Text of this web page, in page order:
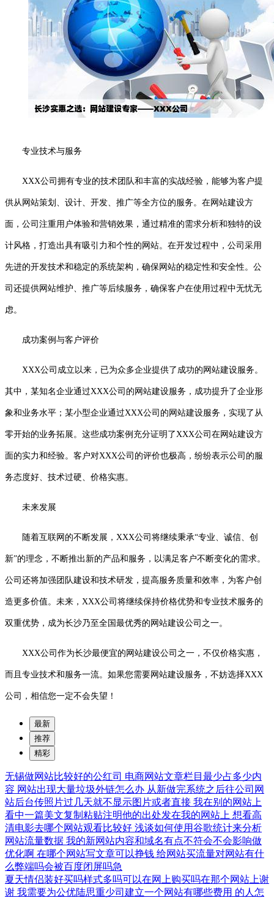
专业技术与服务
XXX公司拥有专业的技术团队和丰富的实战经验，能够为客户提
供从网站策划、设计、开发、推广等全方位的服务。在网站建设方
面，公司注重用户体验和营销效果，通过精准的需求分析和独特的设
计风格，打造出具有吸引力和个性的网站。在开发过程中，公司采用
先进的开发技术和稳定的系统架构，确保网站的稳定性和安全性。公
司还提供网站维护、推广等后续服务，确保客户在使用过程中无忧无
虑。
成功案例与客户评价
XXX公司成立以来，已为众多企业提供了成功的网站建设服务。
其中，某知名企业通过XXX公司的网站建设服务，成功提升了企业形
象和业务水平；某小型企业通过XXX公司的网站建设服务，实现了从
零开始的业务拓展。这些成功案例充分证明了XXX公司在网站建设方
面的实力和经验。客户对XXX公司的评价也极高，纷纷表示公司的服
务态度好、技术过硬、价格实惠。
未来发展
随着互联网的不断发展，XXX公司将继续秉承“专业、诚信、创
新”的理念，不断推出新的产品和服务，以满足客户不断变化的需求。
公司还将加强团队建设和技术研发，提高服务质量和效率，为客户创
造更多价值。未来，XXX公司将继续保持价格优势和专业技术服务的
双重优势，成为长沙乃至全国最优秀的网站建设公司之一。
XXX公司作为长沙最便宜的网站建设公司之一，不仅价格实惠，
而且专业技术和服务一流。如果您需要网站建设服务，不妨选择XXX
公司，相信您一定不会失望！
最新
推荐
精彩
无锡做网站比较好的公红司 电商网站文章栏目最少占多少内
容 网站出现大量垃圾外链怎么办 从新做完系统之后往公司网
站后台传照片过几天就不显示图片或者直接 我在别的网站上
看中一篇美文复制粘贴注明他的出处发在我的网站上 想看高
清电影去哪个网站观看比较好 浅谈如何使用谷歌统计来分析
网站流量数据 我的新网站内容和域名有点不符会不会影响做
优化啊 在哪个网站写文章可以挣钱 给网站买流量对网站有什
么弊端吗会被百度闭屏吗急
夏天情侣装好买吗样式多吗可以在网上购买吗在那个网站上谢
谢 我需要为公优陆思重少司建立一个网站有哪些费用 的人怎